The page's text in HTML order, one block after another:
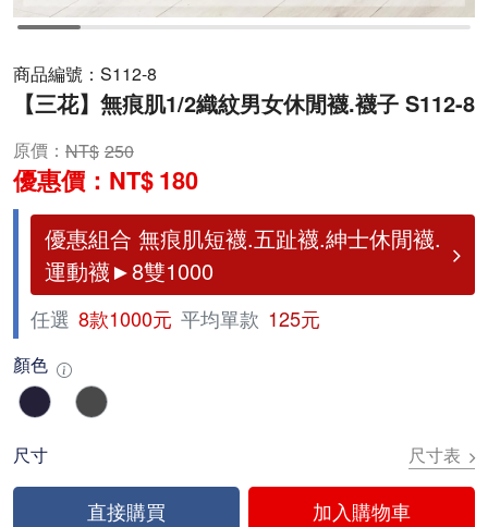
商品編號： S112-8
【三花】無痕肌1/2織紋男女休閒襪.襪子 S112-8
原價： 250
優惠價： 180
優惠組合 無痕肌短襪.五趾襪.紳士休閒襪.
運動襪►8雙1000
任選 8款1000元 平均單款 125元
顏色
尺寸 尺寸表
直接購買 加入購物車